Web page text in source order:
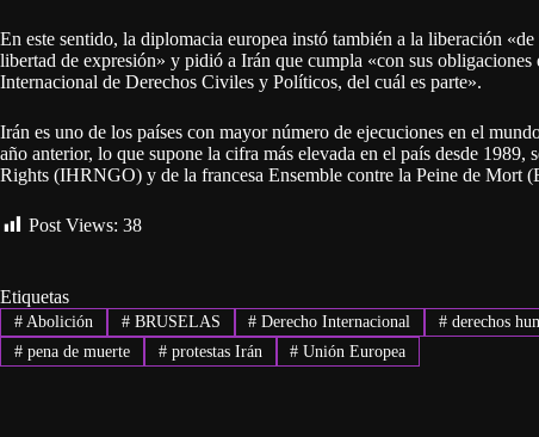
En este sentido, la diplomacia europea instó también a la liberación
libertad de expresión» y pidió a Irán que cumpla «con sus
Internacional de Derechos Civiles y Políticos, del cuál es parte».
Irán es uno de los países con mayor número de ejecuciones en el
año anterior, lo que supone la cifra más elevada en el país desde
Rights (IHRNGO) y de la francesa Ensemble contre la Peine de Mort
Post Views: 38
Etiquetas
#Abolición #BRUSELAS # Derecho Internacional # derechos
#pena de muerte #protestas Irán # Unión Europea